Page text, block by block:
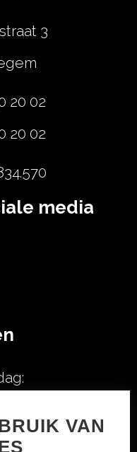
3
20 02
20 02
media
18u30VAN